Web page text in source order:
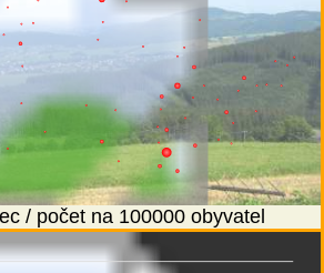
/ počet na 100000 obyvatel